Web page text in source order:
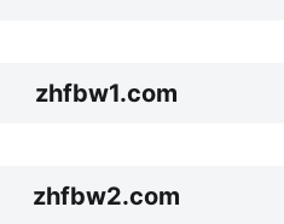
zhfbw1.com
zhfbw2.com